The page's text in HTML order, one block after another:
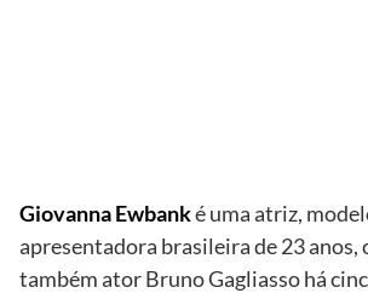
Giovanna Ewbanké uma atriz,
apresentadora brasileira de 23 anos,
também ator Bruno Gagliasso há